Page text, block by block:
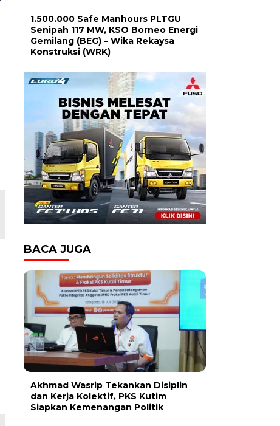
1.500.000 Safe Manhours PLTGU
Senipah 117 MW, KSO Borneo Energi
Gemilang (BEG) – Wika Rekaysa
Konstruksi (WRK)
BACA JUGA
Akhmad Wasrip Tekankan Disiplin
dan Kerja Kolektif, PKS Kutim
Siapkan Kemenangan Politik